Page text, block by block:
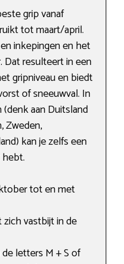
grip vanaf
tot maart/april.
inkepingen en het
Dat resulteert in een
gripniveau en biedt
of sneeuwval. In
aan Duitsland
Zweden,
kan je zelfs een
tot en met
vastbijt in de
letters M + S of